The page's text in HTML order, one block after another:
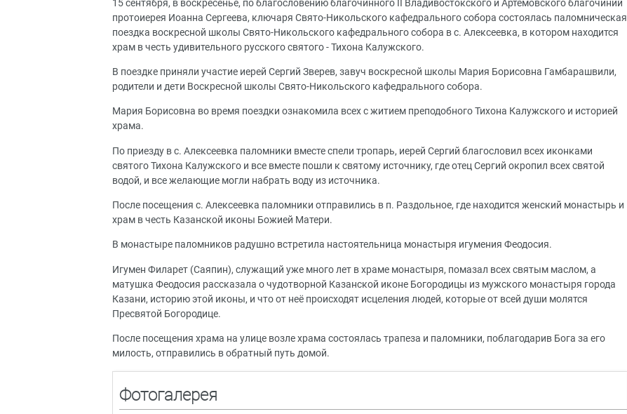
15 сентября, в воскресенье, по благословению благочинного II Владивостокского и Артёмовского благочиний
протоиерея Иоанна Сергеева, ключаря Свято-Никольского кафедрального собора состоялась паломническая
поездка воскресной школы Свято-Никольского кафедрального собора в с. Алексеевка, в котором находится
храм в честь удивительного русского святого - Тихона Калужского.
В поездке приняли участие иерей Сергий Зверев, завуч воскресной школы Мария Борисовна Гамбарашвили,
родители и дети Воскресной школы Свято-Никольского кафедрального собора.
Мария Борисовна во время поездки ознакомила всех с житием преподобного Тихона Калужского и историей
храма.
По приезду в с. Алексеевка паломники вместе спели тропарь, иерей Сергий благословил всех иконками
святого Тихона Калужского и все вместе пошли к святому источнику, где отец Сергий окропил всех святой
водой, и все желающие могли набрать воду из источника.
После посещения с. Алексеевка паломники отправились в п. Раздольное, где находится женский монастырь и
храм в честь Казанской иконы Божией Матери.
В монастыре паломников радушно встретила настоятельница монастыря игумения Феодосия.
Игумен Филарет (Саяпин), служащий уже много лет в храме монастыря, помазал всех святым маслом, а
матушка Феодосия рассказала о чудотворной Казанской иконе Богородицы из мужского монастыря города
Казани, историю этой иконы, и что от неё происходят исцеления людей, которые от всей души молятся
Пресвятой Богородице.
После посещения храма на улице возле храма состоялась трапеза и паломники, поблагодарив Бога за его
милость, отправились в обратный путь домой.
Фотогалерея